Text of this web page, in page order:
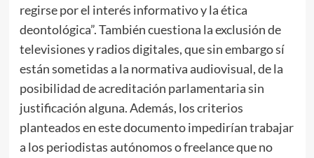
regirse por el interés informativo y la ética
deontológica”. También cuestiona la exclusión de
televisiones y radios digitales, que sin embargo sí
están sometidas a la normativa audiovisual, de la
posibilidad de acreditación parlamentaria sin
justificación alguna. Además, los criterios
planteados en este documento impedirían trabajar
a los periodistas autónomos o freelance que no